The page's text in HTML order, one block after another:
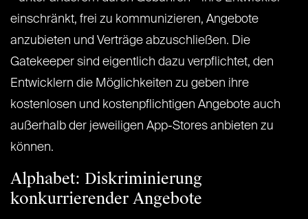
einschränkt, frei zu kommunizieren, Angebote
anzubieten und Verträge abzuschließen. Die
Gatekeeper sind eigentlich dazu verpflichtet, den
Entwicklern die Möglichkeiten zu geben ihre
kostenlosen und kostenpflichtigen Angebote auch
außerhalb der jeweiligen App-Stores anbieten zu
können.
Alphabet: Diskriminierung
konkurrierender Angebote